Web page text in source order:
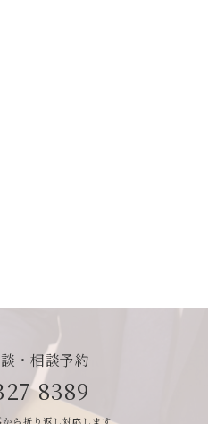
・相談予約
8389
ら折り返し対応します